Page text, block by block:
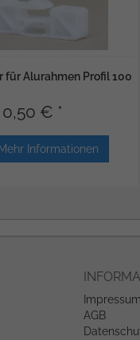
für Alurahmen Profil 100
0,50 € *
Mehr Informationen
Impressum
AGB